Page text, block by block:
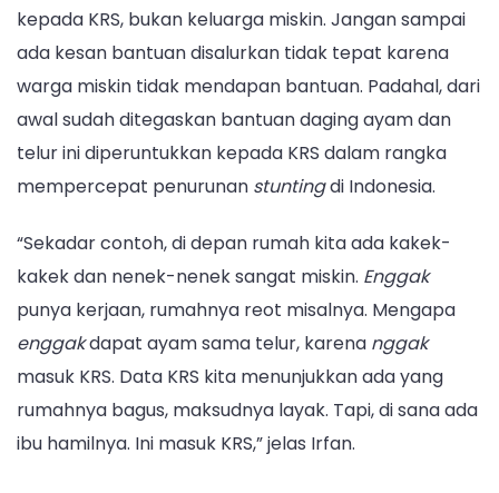
kepada KRS, bukan keluarga miskin. Jangan sampai
ada kesan bantuan disalurkan tidak tepat karena
warga miskin tidak mendapan bantuan. Padahal, dari
awal sudah ditegaskan bantuan daging ayam dan
telur ini diperuntukkan kepada KRS dalam rangka
mempercepat penurunan stuntingdi Indonesia.
“Sekadar contoh, di depan rumah kita ada kakek-
kakek dan nenek-nenek sangat miskin. Enggak
punya kerjaan, rumahnya reot misalnya. Mengapa
enggakdapat ayam sama telur, karena nggak
masuk KRS. Data KRS kita menunjukkan ada yang
rumahnya bagus, maksudnya layak. Tapi, di sana ada
ibu hamilnya. Ini masuk KRS,” jelas Irfan.